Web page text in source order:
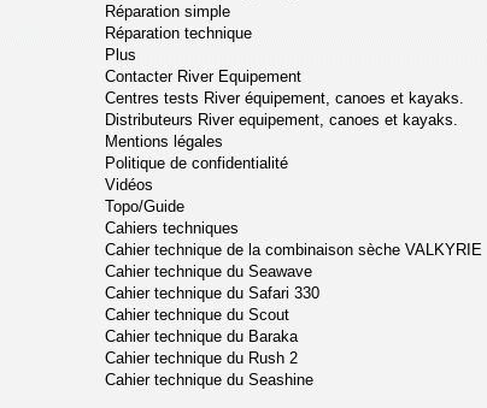
Réparation simple
Réparation technique
Plus
Contacter River Equipement
Centres tests River équipement, canoes et kayaks.
Distributeurs River equipement, canoes et kayaks.
Mentions légales
Politique de confidentialité
Vidéos
Topo/Guide
Cahiers techniques
Cahier technique de la combinaison sèche VALKYRIE
Cahier technique du Seawave
Cahier technique du Safari 330
Cahier technique du Scout
Cahier technique du Baraka
Cahier technique du Rush 2
Cahier technique du Seashine